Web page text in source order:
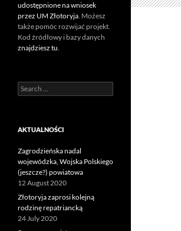
udostępnione na wniosek
przez UM Złotoryja. Możesz
także pomóc rozwijać projekt.
Kod źródłowy i bazy danych
znajdziesz tu.
Search
for:
AKTUALNOŚCI
Zagrodzieńska nadal
wojewódzka, Wojska Polskiego
(jeszcze?) powiatowa
12 August 2020
Złotoryja zaprosi kolejną
rodzinę repatriancką
24 July 2020